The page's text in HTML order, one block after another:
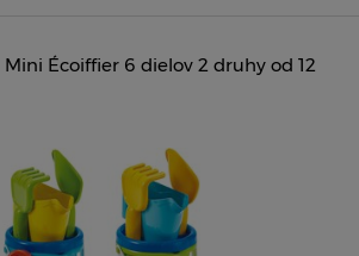
Écoiffier 6 dielov 2 druhy od 12